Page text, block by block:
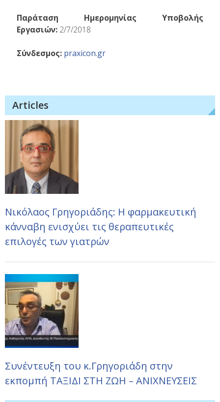
Παράταση Ημερομηνίας Υποβολής
Εργασιών: 2/7/2018
Σύνδεσμος: praxicon.gr
Articles
Νικόλαος Γρηγοριάδης: Η φαρμακευτική
κάνναβη ενισχύει τις θεραπευτικές
επιλογές των γιατρών
Συνέντευξη του κ.Γρηγοριάδη στην
εκπομπή ΤΑΞΙΔΙ ΣΤΗ ΖΩΗ – ΑΝΙΧΝΕΥΣΕΙΣ